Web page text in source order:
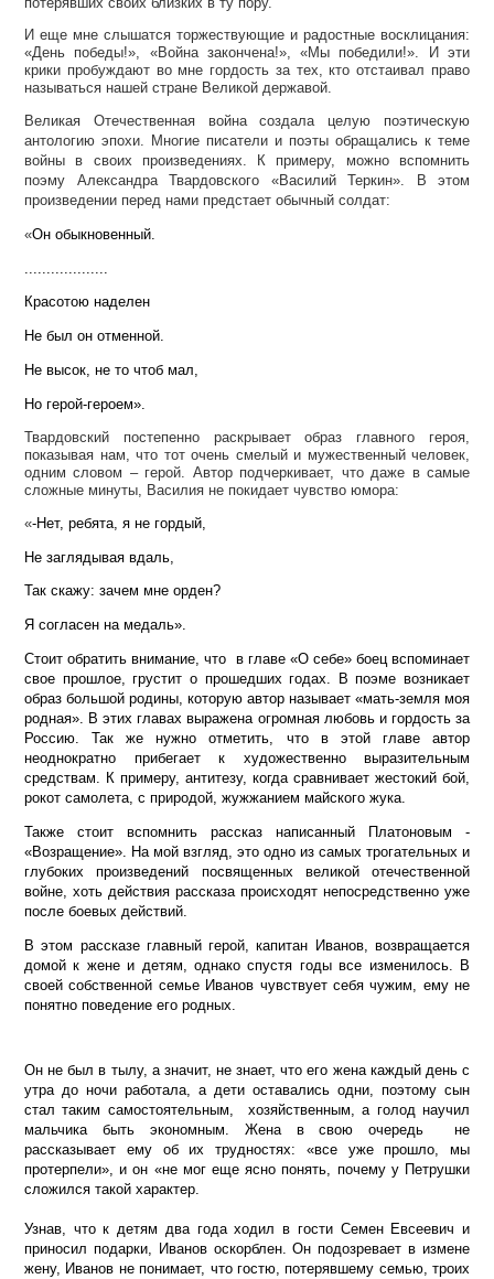
И еще мне слышатся торжествующие и радостные восклицания:
«День победы!», «Война закончена!», «Мы победили!». И эти
крики пробуждают во мне гордость за тех, кто отстаивал право
называться нашей стране Великой державой.
Великая Отечественная война создала целую поэтическую
антологию эпохи. Многие писатели и поэты обращались к теме
войны в своих произведениях. К примеру, можно вспомнить
поэму Александра Твардовского «Василий Теркин». В этом
произведении перед нами предстает обычный солдат:
«Он обыкновенный.
Красотою наделен
Не был он отменной.
Не высок, не то чтоб мал,
Но герой-героем».
Твардовский постепенно раскрывает образ главного героя,
показывая нам, что тот очень смелый и мужественный человек,
одним словом – герой. Автор подчеркивает, что даже в самые
сложные минуты, Василия не покидает чувство юмора:
«-Нет, ребята, я не гордый,
Не заглядывая вдаль,
Так скажу: зачем мне орден?
Я согласен на медаль».
Стоит обратить внимание, что в главе «О себе» боец вспоминает
свое прошлое, грустит о прошедших годах. В поэме возникает
образ большой родины, которую автор называет «мать-земля моя
родная». В этих главах выражена огромная любовь и гордость за
Россию. Так же нужно отметить, что в этой главе автор
неоднократно прибегает к художественно выразительным
средствам. К примеру, антитезу, когда сравнивает жестокий бой,
рокот самолета, с природой, жужжанием майского жука.
Также стоит вспомнить рассказ написанный Платоновым -
«Возращение». На мой взгляд, это одно из самых трогательных и
глубоких произведений посвященных великой отечественной
войне, хоть действия рассказа происходят непосредственно уже
после боевых действий.
В этом рассказе главный герой, капитан Иванов, возвращается
домой к жене и детям, однако спустя годы все изменилось. В
своей собственной семье Иванов чувствует себя чужим, ему не
понятно поведение его родных.
Он не был в тылу, а значит, не знает, что его жена каждый день с
утра до ночи работала, а дети оставались одни, поэтому сын
стал таким самостоятельным,
хозяйственным, а голод научил
мальчика быть экономным. Жена в свою очередь не
рассказывает ему об их трудностях: «все уже прошло, мы
протерпели», и он «не мог еще ясно понять, почему у Петрушки
сложился такой характер.
Узнав, что к детям два года ходил в гости Семен Евсеевич и
приносил подарки, Иванов оскорблен. Он подозревает в измене
жену, Иванов не понимает, что гостю, потерявшему семью, троих